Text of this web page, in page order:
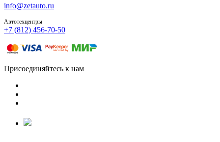
info@zetauto.ru
Автотехцентры
+7 (812) 456-70-50
Присоединяйтесь к нам